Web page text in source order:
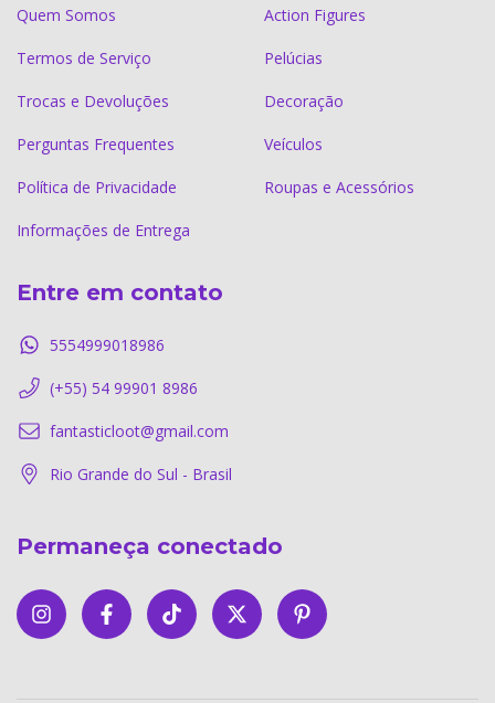
Quem Somos
Termos de Serviço
Trocas e Devoluções
Perguntas Frequentes
Política de Privacidade
Informações de Entrega
Action Figures
Pelúcias
Decoração
Veículos
Roupas e Acessórios
Entre em contato
5554999018986
(+55) 54 99901 8986
fantasticloot@gmail.com
Rio Grande do Sul - Brasil
Permaneça conectado